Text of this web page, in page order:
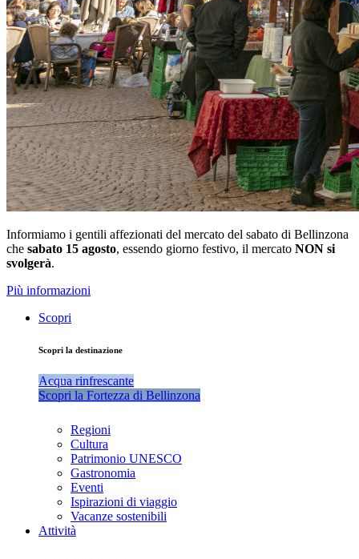
Informiamo i gentili affezionati del mercato del sabato di Bellinzona
che sabato 15 agosto, essendo giorno festivo, il mercato NON si
svolgerà.
Più informazioni
Scopri
Scopri la destinazione
Acqua rinfrescante
Scopri la Fortezza di Bellinzona
Regioni
Cultura
Patrimonio UNESCO
Gastronomia
Eventi
Ispirazioni di viaggio
Vacanze sostenibili
Attività